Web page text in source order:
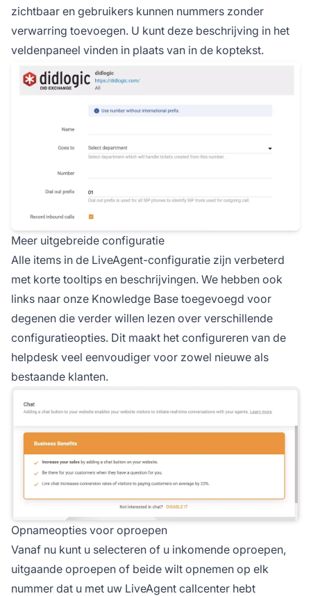
zichtbaar en gebruikers kunnen nummers zonder
verwarring toevoegen. U kunt deze beschrijving in het
veldenpaneel vinden in plaats van in de koptekst.
Meer uitgebreide configuratie
Alle items in de LiveAgent-configuratie zijn verbeterd
met korte tooltips en beschrijvingen. We hebben ook
links naar onze Knowledge Base toegevoegd voor
degenen die verder willen lezen over verschillende
configuratieopties. Dit maakt het configureren van de
helpdesk veel eenvoudiger voor zowel nieuwe als
bestaande klanten.
Opnameopties voor oproepen
Vanaf nu kunt u selecteren of u inkomende oproepen,
uitgaande oproepen of beide wilt opnemen op elk
nummer dat u met uw LiveAgent callcenter hebt